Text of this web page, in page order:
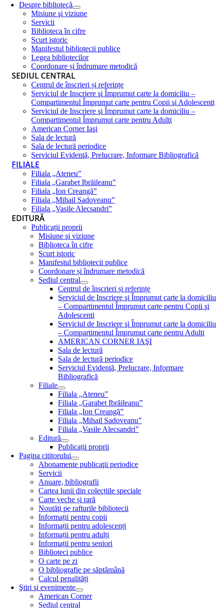
Despre bibliotecă
Misiune şi viziune
Servicii
Biblioteca în cifre
Scurt istoric
Manifestul bibliotecii publice
Legea bibliotecilor
Coordonare și îndrumare metodică
SEDIUL CENTRAL
Centrul de înscrieri și referințe
Serviciul de Inscriere şi Împrumut carte la domiciliu –
Compartimentul Împrumut carte pentru Copii şi Adolescenţi
Serviciul de Inscriere şi Împrumut carte la domiciliu –
Compartimentul Împrumut carte pentru Adulţi
American Corner Iaşi
Sala de lectură
Sala de lectură periodice
Serviciul Evidenţă, Prelucrare, Informare Bibliografică
FILIALE
Filiala „Ateneu”
Filiala „Garabet Ibrăileanu”
Filiala „Ion Creangă”
Filiala „Mihail Sadoveanu”
Filiala „Vasile Alecsandri”
EDITURĂ
Publicații proprii
Misiune şi viziune
Biblioteca în cifre
Scurt istoric
Manifestul bibliotecii publice
Coordonare și îndrumare metodică
Sediul central
Centrul de înscrieri și referințe
Serviciul de Inscriere şi Împrumut carte la domiciliu
– Compartimentul Împrumut carte pentru Copii şi
Adolescenţi
Serviciul de Inscriere şi Împrumut carte la domiciliu
– Compartimentul Împrumut carte pentru Adulţi
AMERICAN CORNER IAŞI
Sala de lectură
Sala de lectură periodice
Serviciul Evidenţă, Prelucrare, Informare
Bibliografică
Filiale
Filiala „Ateneu”
Filiala „Garabet Ibrăileanu”
Filiala „Ion Creangă”
Filiala „Mihail Sadoveanu”
Filiala „Vasile Alecsandri”
Editură
Publicații proprii
Pagina cititorului
Abonamente publicaţii periodice
Servicii
Anuare, bibliografii
Cartea lunii din colecțiile speciale
Carte veche și rară
Noutăţi pe rafturile bibliotecii
Informații pentru copii
Informații pentru adolescenți
Informații pentru adulți
Informații pentru seniori
Biblioteci publice
O carte pe zi
O bibliografie pe săptămână
Calcul penalități
Ştiri şi evenimente
American Corner
Sediul central